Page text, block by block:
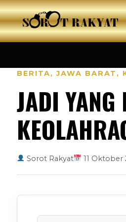
BERITA,JAWA BARAT ,
JADI
Sorot Rakyat 11 Oktober